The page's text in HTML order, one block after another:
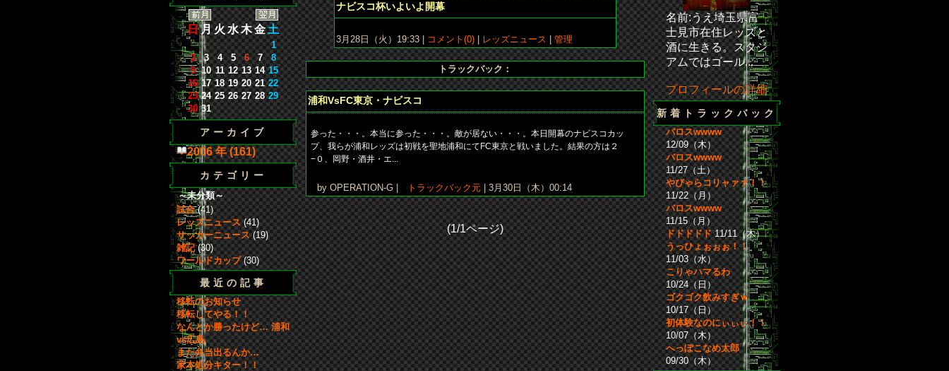
日月火水木金土
1
2
3 4 5 6 7
8
9 10 11 12 13 14 15
16 17 18 19 20 21 22
23 24 25 26 27 28 29
30 31
アーカイブ
2006 年 (161)
カテゴリー
～未分類～
試合(41)
レッズニュース(41)
サッカーニュース(19)
雑記(30)
ワールドカップ(30)
最近の記事
移転のお知らせ
移転してやる！！
なんとか勝ったけど… 浦和
vs広島
また弁当出るんか…
家本処分キター！！
ナビスコ杯いよいよ開幕
3月28日（火）19:33 | コメント(0) レッズニュース 管理
トラックバック：
浦和VsFC東京・ナビスコ
参った・・・。本当に参った・・・。敵が居ない・・・。本日開幕のナビスコカッ
プ、我らが浦和レッズは初戦を聖地浦和にてFC東京と戦いました。結果の方は２
−０、岡野・酒井・エ...
by OPERATION-G | トラックバック元 | 3月30日（木）00:14
(1/1ページ)
名前:うえ埼玉県富
士見市在住レッズと
酒に生きる。スタジ
アムではゴール...
プロフィールの詳細
新着トラックバック
バロスwwww
12/09（木）
バロスwwww
11/27（土）
やびゃらコリャァァ！！
11/22（月）
バロスwwww
11/15（月）
ドドドドド11/11（木）
うっひょぉぉぉ！！
11/03（水）
こりゃハマるわ
10/24（日）
ゴクゴク飲みすぎｗ
10/17（日）
初体験なのにぃぃぃ！！
10/07（木）
へっぽこなめ太郎
09/30（木）